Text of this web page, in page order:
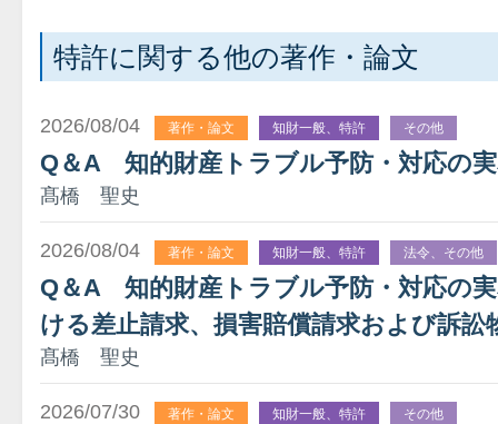
特許に関する他の著作・論文
2026/08/04 著作・論文 知財一般、特許 その他
Q＆A 知的財産トラブル予防・対応の
髙橋 聖史
2026/08/04 著作・論文 知財一般、特許 法令、その他
Q＆A 知的財産トラブル予防・対応の
ける差止請求、損害賠償請求および訴訟
髙橋 聖史
2026/07/30 著作・論文 知財一般、特許 その他